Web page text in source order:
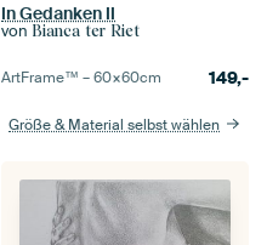
In Gedanken II
von Bianca ter Riet
ArtFrame™ –60×60cm 149,-
Größe & Material selbst wählen